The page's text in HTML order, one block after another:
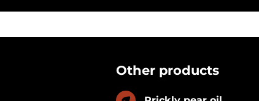
Other products